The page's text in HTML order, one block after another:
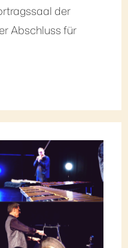
der
Abschluss für